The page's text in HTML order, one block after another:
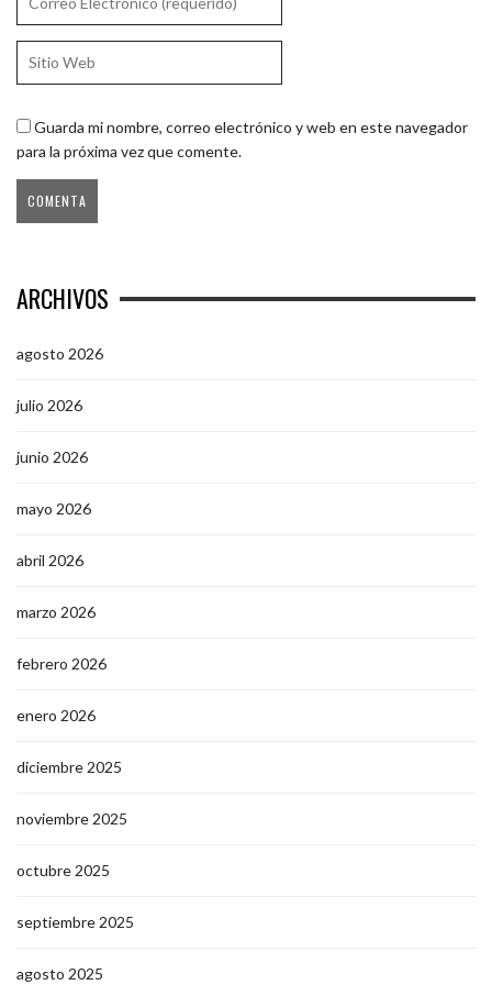
Guarda mi nombre, correo electrónico y web en este navegador
para la próxima vez que comente.
ARCHIVOS
agosto 2026
julio 2026
junio 2026
mayo 2026
abril 2026
marzo 2026
febrero 2026
enero 2026
diciembre 2025
noviembre 2025
octubre 2025
septiembre 2025
agosto 2025